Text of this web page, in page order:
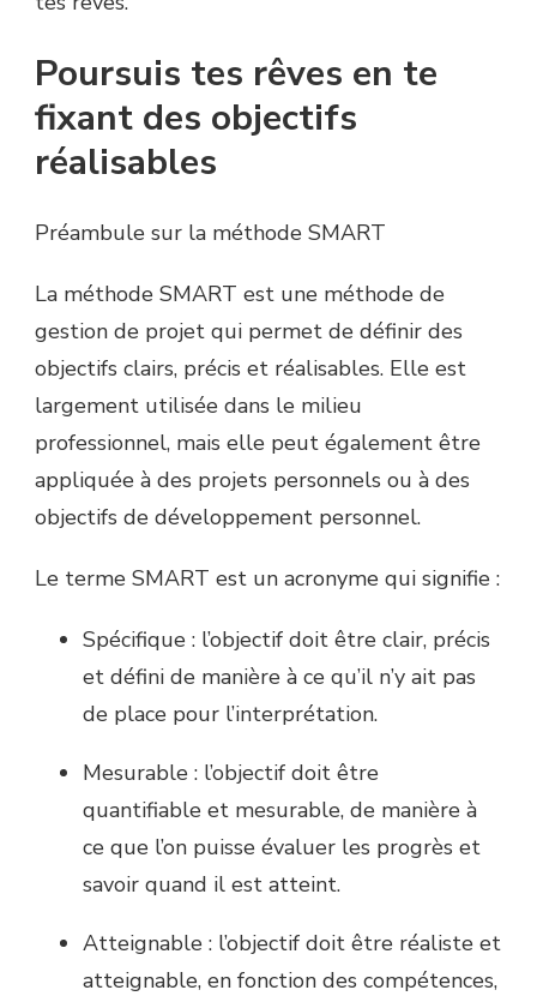
Poursuis tes rêves en te
fixant des objectifs
réalisables
Préambule sur la méthode SMART
La méthode SMART est une méthode de
gestion de projet qui permet de définir des
objectifs clairs, précis et réalisables. Elle est
largement utilisée dans le milieu
professionnel, mais elle peut également être
appliquée à des projets personnels ou à des
objectifs de développement personnel.
Le terme SMART est un acronyme qui signifie :
Spécifique : l’objectif doit être clair, précis
et défini de manière à ce qu’il n’y ait pas
de place pour l’interprétation.
Mesurable : l’objectif doit être
quantifiable et mesurable, de manière à
ce que l’on puisse évaluer les progrès et
savoir quand il est atteint.
Atteignable : l’objectif doit être réaliste et
atteignable, en fonction des compétences,